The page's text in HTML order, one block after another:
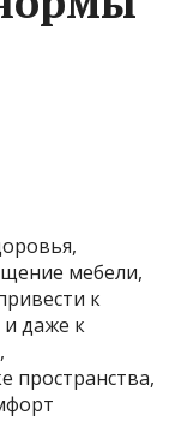
мебели,
к
даже к
пространства,